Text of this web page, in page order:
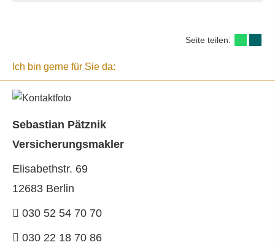
Seite teilen:
Ich bin gerne für Sie da:
Sebastian Pätznik
Ver­sicherungs­makler
Elisabethstr. 69
12683 Berlin
030 52 54 70 70
030 22 18 70 86